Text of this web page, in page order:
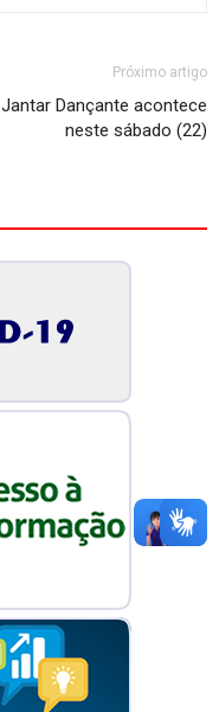
Próximo artigo
Jantar Dançante acontece
neste sábado (22)